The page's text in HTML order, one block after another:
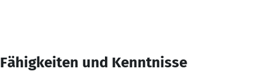
Fähigkeiten und Kenntnisse